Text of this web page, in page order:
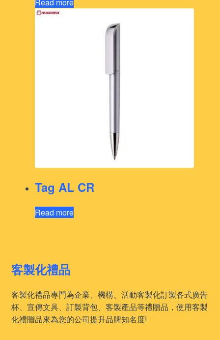
Read more
Tag AL CR
Read more
客製化禮品
客製化禮品專門為企業、機構、活動客製化訂製各式廣告
杯、宣傳文具、訂製背包、客製產品等禮贈品，使用客製
化禮贈品來為您的公司提升品牌知名度!